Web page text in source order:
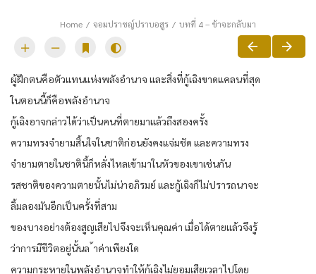
Home จอมปราชญ์ปราบอสูร บทที่ 4 – ข้าจะกลับมา
ผู้ฝึกตนคือตัวแทนแห่งพลังอำนาจ และสิ่งที่กู้เฉิงขาดแคลนที่สุด
ในตอนนี้ก็คือพลังอำนาจ
กู้เฉิงอาจกล่าวได้ว่าเป็นคนที่ตายมาแล้วถึงสองครั้ง
ความทรงจำยามสิ้นใจในชาติก่อนยังคงแจ่มชัด และความทรง
จำยามตายในชาตินี้ก็หลั่งไหลเข้ามาในหัวของเขาเช่นกัน
รสชาติของความตายนั้นไม่น่าอภิรมย์ และกู้เฉิงก็ไม่ปรารถนาจะ
ลิ้มลองมันอีกเป็นครั้งที่สาม
ของบางอย่างต้องสูญเสียไปจึงจะเห็นคุณค่า เมื่อได้ตายแล้วจึงรู้
ว่าการมีชีวิตอยู่นั้นล ้าค่าเพียงใด
ความกระหายในพลังอำนาจทำให้กู้เฉิงไม่ยอมเสียเวลาไปโดย